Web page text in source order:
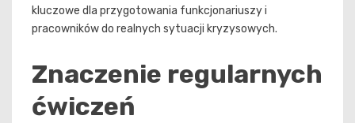
kluczowe dla przygotowania funkcjonariuszy i
pracowników do realnych sytuacji kryzysowych.
Znaczenie regularnych
ćwiczeń